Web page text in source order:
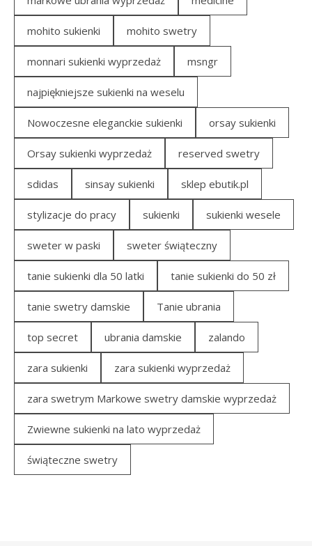
mohito sukienki mohito swetry
monnari sukienki wyprzedaż msngr
najpiękniejsze sukienki na weselu
Nowoczesne eleganckie sukienki orsay sukienki
Orsay sukienki wyprzedaż reserved swetry
sdidas sinsay sukienki sklep ebutik.pl
stylizacje do pracy sukienki sukienki wesele
sweter w paski sweter świąteczny
tanie sukienki dla 50 latki tanie sukienki do 50 zł
tanie swetry damskie Tanie ubrania
top secret ubrania damskie zalando
zara sukienki zara sukienki wyprzedaż
zara swetrym Markowe swetry damskie wyprzedaż
Zwiewne sukienki na lato wyprzedaż
świąteczne swetry